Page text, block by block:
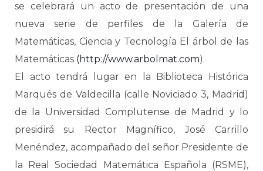
se celebrará un acto de presentación de una
nueva serie de perfiles de la Galería de
Matemáticas, Ciencia y Tecnología El árbol de las
Matemáticas (http://www.arbolmat.com).
El acto tendrá lugar en la Biblioteca Histórica
Marqués de Valdecilla (calle Noviciado 3, Madrid)
de la Universidad Complutense de Madrid y lo
presidirá su Rector Magnífico, José Carrillo
Menéndez, acompañado del señor Presidente de
la Real Sociedad Matemática Española (RSME),